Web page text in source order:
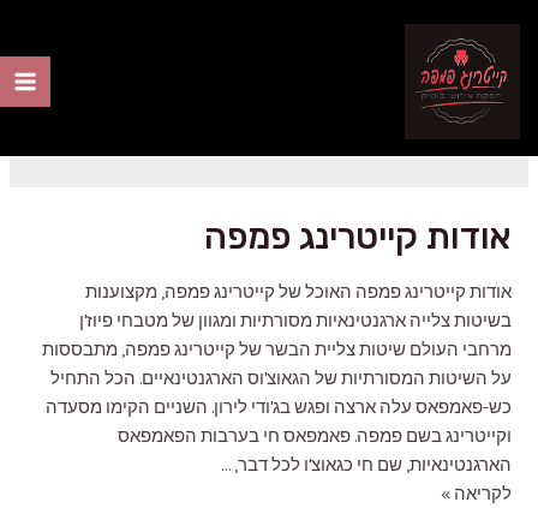
אודות קייטרינג פמפה
אודות קייטרינג פמפה האוכל של קייטרינג פמפה, מקצוענות
בשיטות צלייה ארגנטינאיות מסורתיות ומגוון של מטבחי פיוז'ן
מרחבי העולם שיטות צליית הבשר של קייטרינג פמפה, מתבססות
על השיטות המסורתיות של הגאוצ'וס הארגנטינאיים. הכל התחיל
כש-פאמפאס עלה ארצה ופגש בג'ודי לירון. השניים הקימו מסעדה
וקייטרינג בשם פמפה. פאמפאס חי בערבות הפאמפאס
הארגנטינאיות, שם חי כגאוצ'ו לכל דבר, …
אודות
לקריאה »